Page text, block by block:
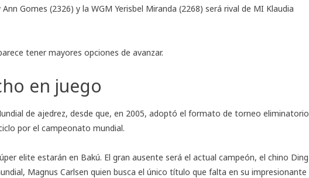
Gomes (2326) y la WGM Yerisbel Miranda (2268) será rival de MI Klaudia
tener mayores opciones de avanzar.
en juego
de ajedrez, desde que, en 2005, adoptó el formato de torneo eliminatorio
por el campeonato mundial.
elite estarán en Bakú. El gran ausente será el actual campeón, el chino Ding
Magnus Carlsen quien busca el único título que falta en su impresionante